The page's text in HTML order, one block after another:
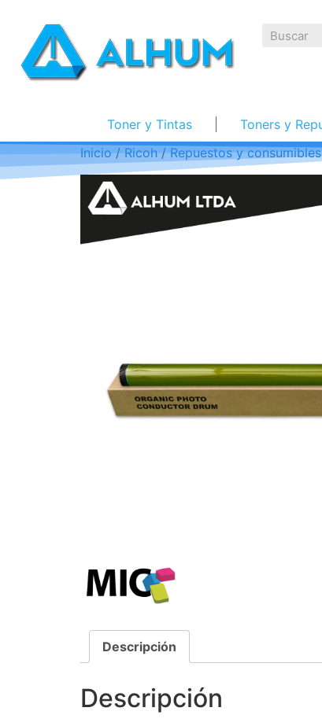
Toner y Tintas Toners y
Inicio/Ricoh/Repuestos y
Descripción
Descripción